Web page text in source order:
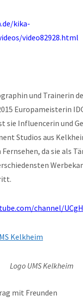
kika-
video82928.html
und Trainerin
Europameisterin
sie Influencerin und
Studios aus
da sie als
channel/
Logo UMS Kelkheim
mit Freunden